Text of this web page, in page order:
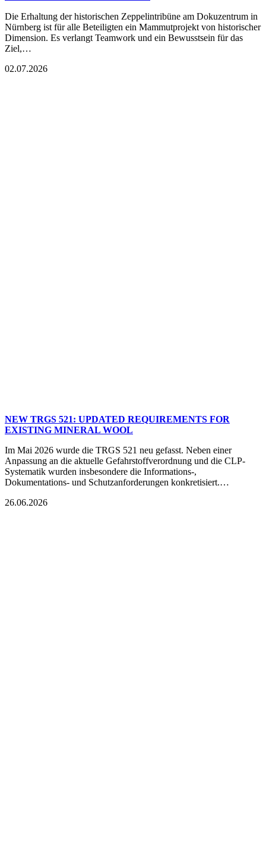
Die Erhaltung der historischen Zeppelintribüne am Dokuzentrum in
Nürnberg ist für alle Beteiligten ein Mammutprojekt von historischer
Dimension. Es verlangt Teamwork und ein Bewusstsein für das
Ziel,…
02.07.2026
NEW TRGS 521: UPDATED REQUIREMENTS FOR
EXISTING MINERAL WOOL
Im Mai 2026 wurde die TRGS 521 neu gefasst. Neben einer
Anpassung an die aktuelle Gefahrstoffverordnung und die CLP-
Systematik wurden insbesondere die Informations-,
Dokumentations- und Schutzanforderungen konkretisiert.…
26.06.2026